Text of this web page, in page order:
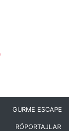
GURME ESCAPE
RÖPORTAJLAR